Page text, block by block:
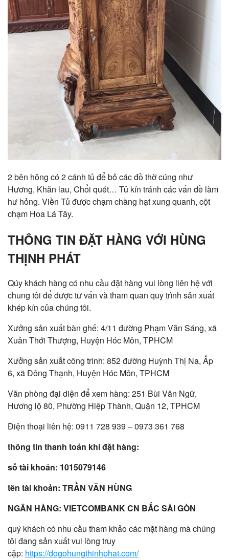
2 bên hông có 2 cánh tủ để bỏ các đồ thờ cúng như
Hương, Khăn lau, Chổi quét… Tủ kín tránh các vấn đề làm
hư hỏng. Viền Tủ được chạm chàng hạt xung quanh, cột
chạm Hoa Lá Tây.
THÔNG TIN ĐẶT HÀNG VỚI HÙNG
THỊNH PHÁT
Qúy khách hàng có nhu cầu đặt hàng vui lòng liên hệ với
chung tôi để được tư vấn và tham quan quy trình sản xuất
khép kín của chúng tôi.
Xưởng sản xuất bàn ghế: 4/11 đường Phạm Văn Sáng, xã
Xuân Thới Thượng, Huyện Hóc Môn, TPHCM
Xưởng sản xuất công trình: 852 đường Huỳnh Thị Na, Ấp
6, xã Đông Thạnh, Huyện Hóc Môn, TPHCM
Văn phòng đại diện để xem hàng: 251 Bùi Văn Ngữ,
Hương lộ 80, Phường Hiệp Thành, Quận 12, TPHCM
Điện thoại liên hệ: 0911 728 939 – 0973 361 768
thông tin thanh toán khi đặt hàng:
số tài khoản: 1015079146
tên tài khoản: TRẦN VĂN HÙNG
NGÂN HÀNG: VIETCOMBANK CN BẮC SÀI GÒN
quý khách có nhu cầu tham khảo các mặt hàng mà chúng
tôi đang sản xuất vui lòng truy
cập: https://dogohungthinhphat.com/